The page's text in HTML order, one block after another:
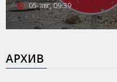
05-авг, 09:39
АРХИВ